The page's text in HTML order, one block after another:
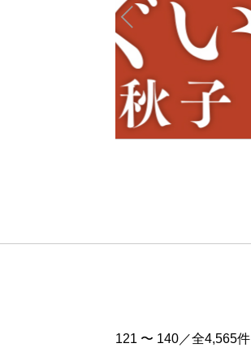
Pre
121 〜 140／全4,565件